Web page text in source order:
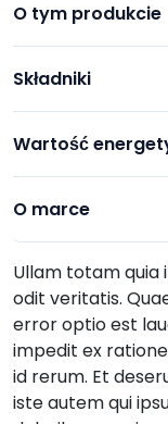
O tym produkcie
Składniki
Wartość
O marce
Ullam totam quia
odit veritatis.
error optio est
impedit ex
id rerum. Et
iste autem qui